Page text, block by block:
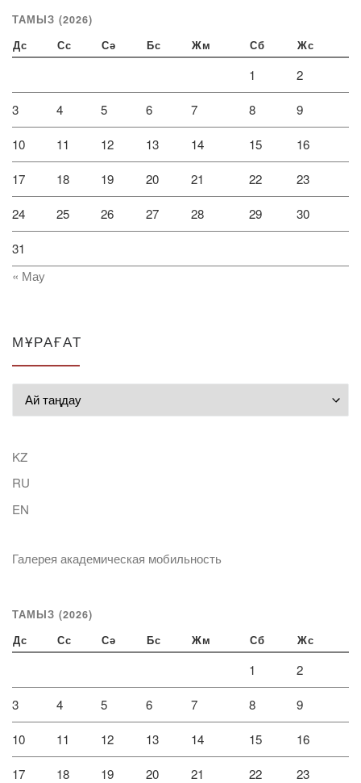
ТАМЫЗ (2026)
Дс Сс Сә Бс Жм Сб Жс
1 2
3 4 5 6 7 8 9
10 11 12 13 14 15 16
17 18 19 20 21 22 23
24 25 26 27 28 29 30
31
« Мау
МҰРАҒАТ
KZ
RU
EN
Галерея академическая мобильность
ТАМЫЗ (2026)
Дс Сс Сә Бс Жм Сб Жс
1 2
3 4 5 6 7 8 9
10 11 12 13 14 15 16
17 18 19 20 21 22 23